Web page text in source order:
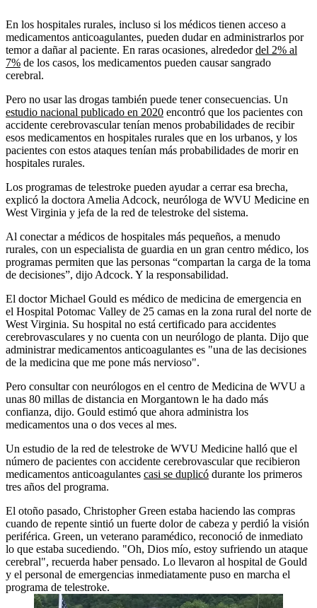
En los hospitales rurales, incluso si los médicos tienen acceso a
medicamentos anticoagulantes, pueden dudar en administrarlos por
temor a dañar al paciente. En raras ocasiones, alrededordel 2% al
7% de los casos, los medicamentos pueden causar sangrado
cerebral.
Pero no usar las drogas también puede tener consecuencias. Un
estudio nacional publicado en 2020 encontró que los pacientes con
accidente cerebrovascular tenían menos probabilidades de recibir
esos medicamentos en hospitales rurales que en los urbanos, y los
pacientes con estos ataques tenían más probabilidades de morir en
hospitales rurales.
Los programas de telestroke pueden ayudar a cerrar esa brecha,
explicó la doctora Amelia Adcock, neuróloga de WVU Medicine en
West Virginia y jefa de la red de telestroke del sistema.
Al conectar a médicos de hospitales más pequeños, a menudo
rurales, con un especialista de guardia en un gran centro médico, los
programas permiten que las personas “compartan la carga de la toma
de decisiones”, dijo Adcock. Y la responsabilidad.
El doctor Michael Gould es médico de medicina de emergencia en
el Hospital Potomac Valley de 25 camas en la zona rural del norte de
West Virginia. Su hospital no está certificado para accidentes
cerebrovasculares y no cuenta con un neurólogo de planta. Dijo que
administrar medicamentos anticoagulantes es "una de las decisiones
de la medicina que me pone más nervioso".
Pero consultar con neurólogos en el centro de Medicina de WVU a
unas 80 millas de distancia en Morgantown le ha dado más
confianza, dijo. Gould estimó que ahora administra los
medicamentos una o dos veces al mes.
Un estudio de la red de telestroke de WVU Medicine halló que el
número de pacientes con accidente cerebrovascular que recibieron
medicamentos anticoagulantes casi se duplicó durante los primeros
tres años del programa.
El otoño pasado, Christopher Green estaba haciendo las compras
cuando de repente sintió un fuerte dolor de cabeza y perdió la visión
periférica. Green, un veterano paramédico, reconoció de inmediato
lo que estaba sucediendo. "Oh, Dios mío, estoy sufriendo un ataque
cerebral", recuerda haber pensado. Lo llevaron al hospital de Gould
y el personal de emergencias inmediatamente puso en marcha el
programa de telestroke.